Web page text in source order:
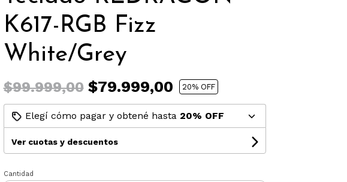
K617-RGB Fizz
White/Grey
$99.999,00$79.999,00 20% OFF
Elegí cómo pagar y obtené hasta 20% OFF
Ver cuotas y descuentos
Cantidad